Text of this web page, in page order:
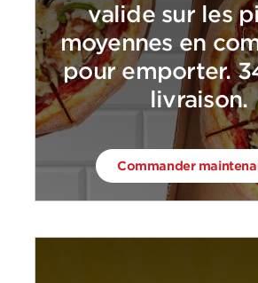
valide sur les
moyennes en
pour emporter.
livraison.
Commander